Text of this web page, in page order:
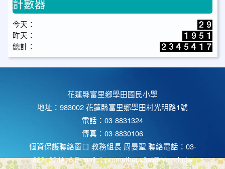
計數器
今天：
昨天：
總計：
花蓮縣富里鄉學田國民小學
地址：983002 花蓮縣富里鄉學田村光明路1號
電話：03-8831324
傳真：03-8830106
個資保護聯絡窗口 教務組長 周晏聖 聯絡電話：03-
8831324#16 E-mail ：prometheus3ai@hlc.edu.tw